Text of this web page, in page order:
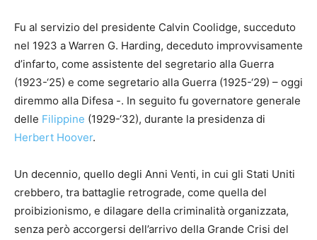
Fu al servizio del presidente Calvin Coolidge, succeduto
nel 1923 a Warren G. Harding, deceduto improvvisamente
d’infarto, come assistente del segretario alla Guerra
(1923-‘25) e come segretario alla Guerra (1925-‘29) – oggi
diremmo alla Difesa -. In seguito fu governatore generale
delle Filippine (1929-‘32), durante la presidenza di
Herbert Hoover.
Un decennio, quello degli Anni Venti, in cui gli Stati Uniti
crebbero, tra battaglie retrograde, come quella del
proibizionismo, e dilagare della criminalità organizzata,
senza però accorgersi dell’arrivo della Grande Crisi del